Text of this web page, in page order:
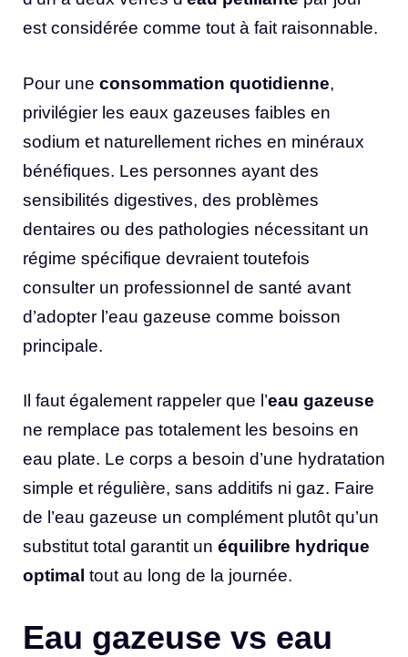
est considérée comme tout à fait raisonnable.
Pour une consommation quotidienne,
privilégier les eaux gazeuses faibles en
sodium et naturellement riches en minéraux
bénéfiques. Les personnes ayant des
sensibilités digestives, des problèmes
dentaires ou des pathologies nécessitant un
régime spécifique devraient toutefois
consulter un professionnel de santé avant
d’adopter l’eau gazeuse comme boisson
principale.
Il faut également rappeler que l’eau gazeuse
ne remplace pas totalement les besoins en
eau plate. Le corps a besoin d’une hydratation
simple et régulière, sans additifs ni gaz. Faire
de l’eau gazeuse un complément plutôt qu’un
substitut total garantit un équilibre hydrique
optimal tout au long de la journée.
Eau gazeuse vs eau